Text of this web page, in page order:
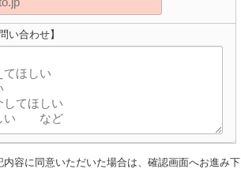
い合わせ】
容に同意いただいた場合は、確認画面へお進み下